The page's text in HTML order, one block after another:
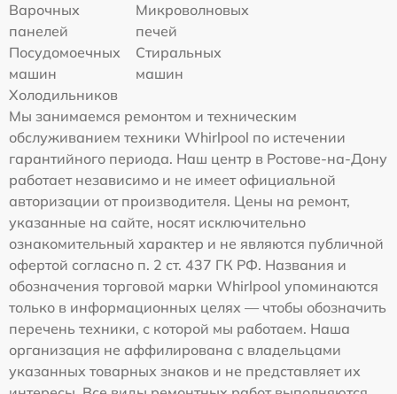
Варочных
панелей
Микроволновых
печей
Посудомоечных
машин
Стиральных
машин
Холодильников
Мы занимаемся ремонтом и техническим
обслуживанием техники Whirlpool по истечении
гарантийного периода. Наш центр в Ростове-на-Дону
работает независимо и не имеет официальной
авторизации от производителя. Цены на ремонт,
указанные на сайте, носят исключительно
ознакомительный характер и не являются публичной
офертой согласно п. 2 ст. 437 ГК РФ. Названия и
обозначения торговой марки Whirlpool упоминаются
только в информационных целях — чтобы обозначить
перечень техники, с которой мы работаем. Наша
организация не аффилирована с владельцами
указанных товарных знаков и не представляет их